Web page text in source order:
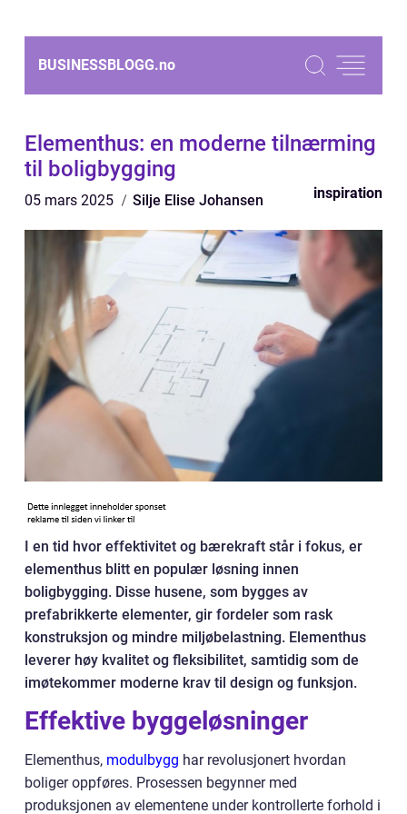
BUSINESSBLOGG.no
Elementhus: en moderne tilnærming
til boligbygging
05 mars 2025 Silje Elise Johansen inspiration
I en tid hvor effektivitet og bærekraft står i fokus, er
elementhus blitt en populær løsning innen
boligbygging. Disse husene, som bygges av
prefabrikkerte elementer, gir fordeler som rask
konstruksjon og mindre miljøbelastning. Elementhus
leverer høy kvalitet og fleksibilitet, samtidig som de
imøtekommer moderne krav til design og funksjon.
Effektive byggeløsninger
Elementhus, modulbygg har revolusjonert hvordan
boliger oppføres. Prosessen begynner med
produksjonen av elementene under kontrollerte forhold i